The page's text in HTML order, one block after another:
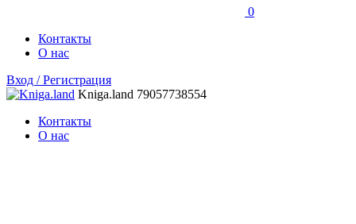
0
Контакты
О нас
Вход / Регистрация
Kniga.land 79057738554
Контакты
О нас